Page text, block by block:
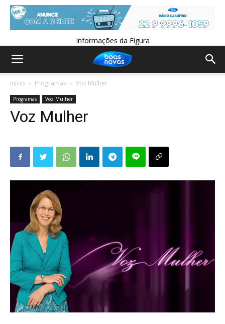
Informações da Figura
Início Programas Voz Mulher
Programas Voz Mulher
Voz Mulher